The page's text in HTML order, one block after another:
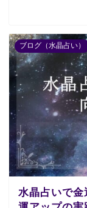
ブログ（水晶占い）
水晶占いで